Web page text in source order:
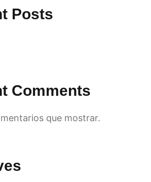
Posts
Comments
que mostrar.